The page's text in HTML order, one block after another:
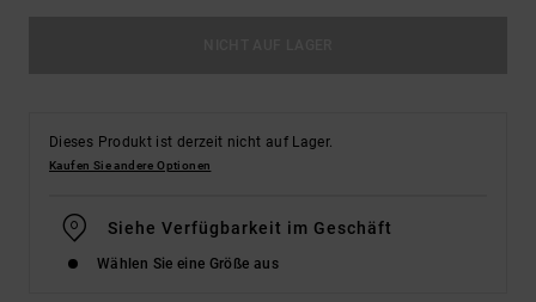
Dieses Produkt ist derzeit nicht auf Lager.
Kaufen Sie andere Optionen
Siehe Verfügbarkeit im Geschäft
Wählen Sie eine Größe aus